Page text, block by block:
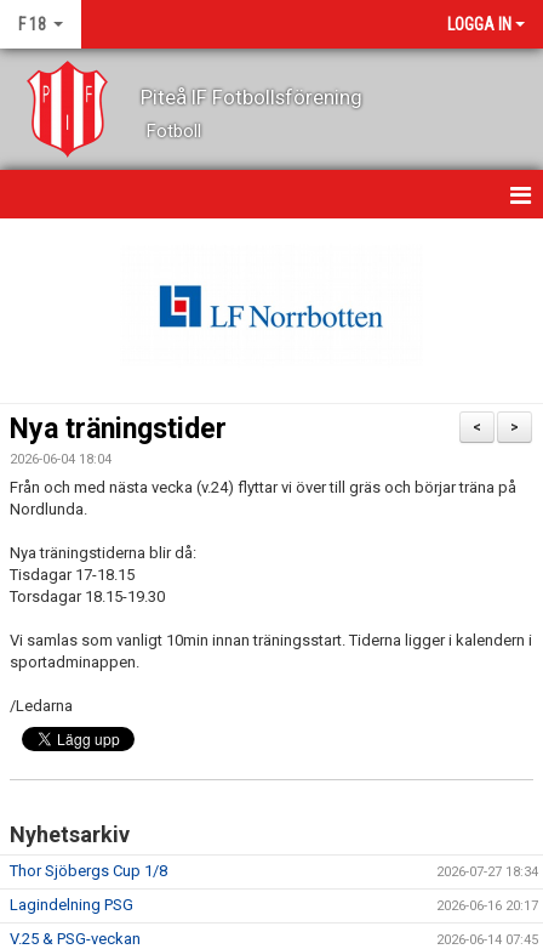
F 18 LOGGA IN
Piteå IF Fotbollsförening
Fotboll
TRUPPEN
BILDGALLERI
DOKUMENT
KONTAKT
GÄSTBOK
>
<
Nya träningstider
2026-06-04 18:04
Från och med nästa vecka (v.24) flyttar vi över till gräs och börjar träna på
Nordlunda.
Nya träningstiderna blir då:
Tisdagar 17-18.15
Torsdagar 18.15-19.30
Vi samlas som vanligt 10min innan träningsstart. Tiderna ligger i kalendern i
sportadminappen.
/Ledarna
Nyhetsarkiv
Thor Sjöbergs Cup 1/8 2026-07-27 18:34
Lagindelning PSG 2026-06-16 20:17
V.25 & PSG-veckan 2026-06-14 07:45